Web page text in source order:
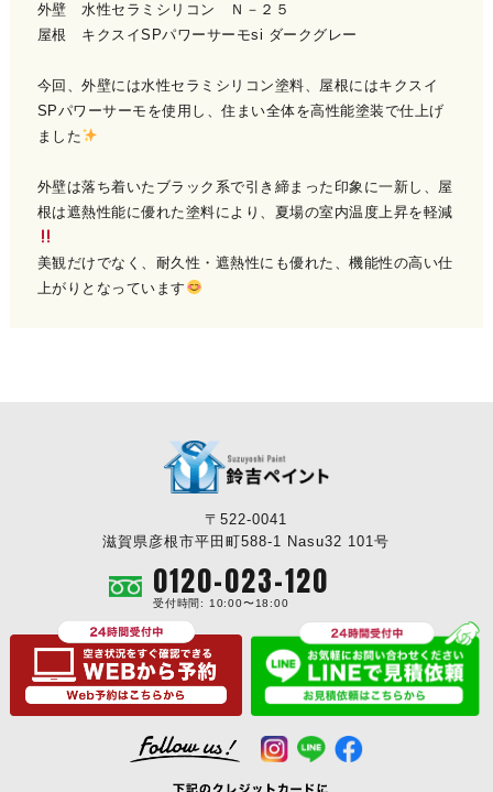
外壁 水性セラミシリコン Ｎ－２５
屋根 キクスイSPパワーサーモsi ダークグレー
今回、外壁には水性セラミシリコン塗料、屋根にはキクスイ
SPパワーサーモを使用し、住まい全体を高性能塗装で仕上げ
ました
外壁は落ち着いたブラック系で引き締まった印象に一新し、屋
根は遮熱性能に優れた塗料により、夏場の室内温度上昇を軽減
美観だけでなく、耐久性・遮熱性にも優れた、機能性の高い仕
上がりとなっています
〒522-0041
滋賀県彦根市平田町588-1 Nasu32 101号
0120-023-120
受付時間: 10:00〜18:00